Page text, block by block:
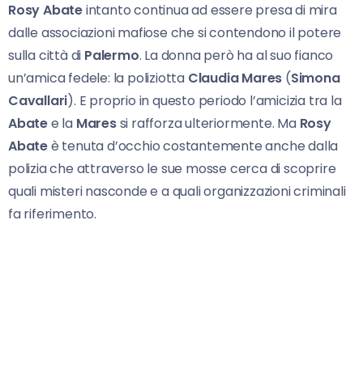
Rosy Abateintanto continua ad essere presa di mira
dalle associazioni mafiose che si contendono il potere
sulla città di Palermo. La donna però ha al suo fianco
un’amica fedele: la poliziotta Claudia Mares (Simona
Cavallari). E proprio in questo periodo l’amicizia tra la
Abatee la Maressi rafforza ulteriormente. Ma Rosy
Abateè tenuta d’occhio costantemente anche dalla
polizia che attraverso le sue mosse cerca di scoprire
quali misteri nasconde e a quali organizzazioni criminali
fa riferimento.